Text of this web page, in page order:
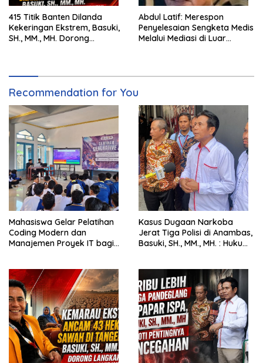
415 Titik Banten Dilanda
Kekeringan Ekstrem, Basuki,
SH., MM., MH. Dorong
Abdul Latif: Merespon
Penyelesaian Sengketa Medis
Melalui Mediasi di Luar
Recommendation for You
Mahasiswa Gelar Pelatihan
Coding Modern dan
Manajemen Proyek IT bagi
Kasus Dugaan Narkoba
Jerat Tiga Polisi di Anambas,
Basuki, SH., MM., MH. : Hukum